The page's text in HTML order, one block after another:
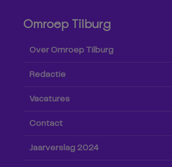
Omroep Tilburg
Over Omroep Tilburg
Redactie
Vacatures
Contact
Jaarverslag 2024